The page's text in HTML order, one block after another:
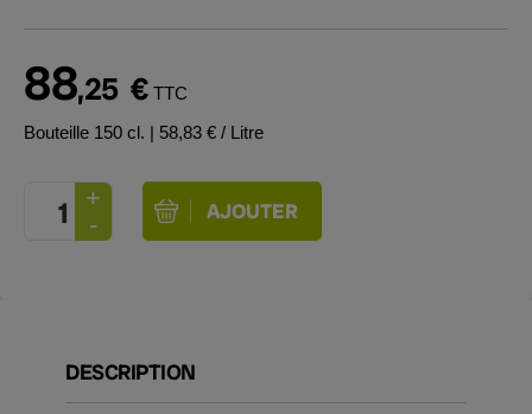
88,25 € TTC
Bouteille 150 cl. | 58,83 € / Litre
DESCRIPTION